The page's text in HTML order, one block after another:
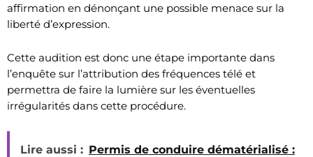
affirmation en dénonçant une possible menace sur la
liberté d’expression.
Cette audition est donc une étape importante dans
l’enquête sur l’attribution des fréquences télé et
permettra de faire la lumière sur les éventuelles
irrégularités dans cette procédure.
Lire aussi : Permis de conduire dématérialisé :